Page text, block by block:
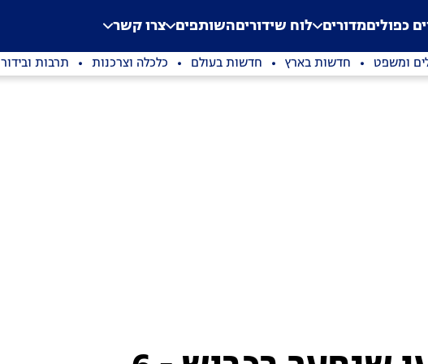
Application error: a
. כפוליםמדורים לוח שידוריםהשותפים צרו קשר
ומשפט חדשות בארץ חדשות בעולם כלכלה וצרכנות תרבות ובידור